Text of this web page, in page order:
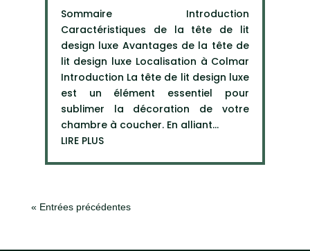
Sommaire Introduction
Caractéristiques de la tête de lit
design luxe Avantages de la tête de
lit design luxe Localisation à Colmar
Introduction La tête de lit design luxe
est un élément essentiel pour
sublimer la décoration de votre
chambre à coucher. En alliant...
LIRE PLUS
« Entrées précédentes